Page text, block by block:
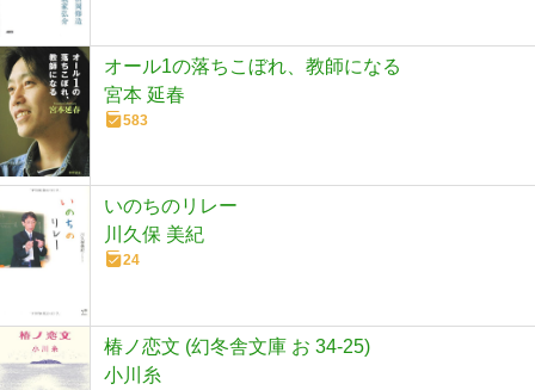
オール1の落ちこぼれ、教師になる
宮本 延春
583
いのちのリレー
川久保 美紀
24
椿ノ恋文 (幻冬舎文庫 お 34-25)
小川糸